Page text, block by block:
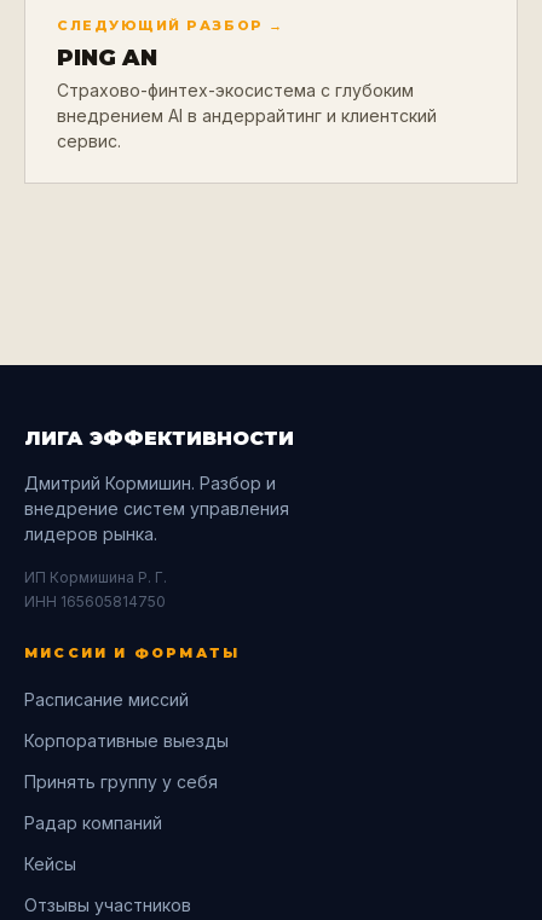
СЛЕДУЮЩИЙ РАЗБОР →
PING AN
Страхово-финтех-экосистема с глубоким
внедрением AI в андеррайтинг и клиентский
сервис.
ЛИГА ЭФФЕКТИВНОСТИ
Дмитрий Кормишин. Разбор и
внедрение систем управления
лидеров рынка.
ИП Кормишина Р. Г.
ИНН 165605814750
МИССИИ И ФОРМАТЫ
Расписание миссий
Корпоративные выезды
Принять группу у себя
Радар компаний
Кейсы
Отзывы участников